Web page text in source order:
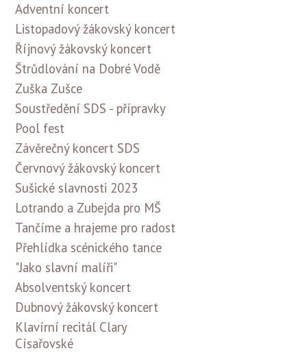
Adventní koncert
Listopadový žákovský koncert
Říjnový žákovský koncert
Štrůdlování na Dobré Vodě
Zuška Zušce
Soustředění SDS - přípravky
Pool fest
Závěrečný koncert SDS
Červnový žákovský koncert
Sušické slavnosti 2023
Lotrando a Zubejda pro MŠ
Tančíme a hrajeme pro radost
Přehlídka scénického tance
"Jako slavní malíři"
Absolventský koncert
Dubnový žákovský koncert
Klavírní recitál Clary
Císařovské